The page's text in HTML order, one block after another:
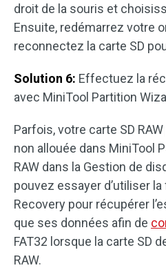
droit de la souris et
Ensuite, redémarrez votre
reconnectez la carte SD
Solution 6: Effectuez la
avec MiniTool Partition
Parfois, votre carte SD
non allouée dans MiniTool
RAW dans la Gestion de
pouvez essayer d’utiliser
Recovery pour récupérer
que ses données afin de
FAT32 lorsque la carte SD
RAW.